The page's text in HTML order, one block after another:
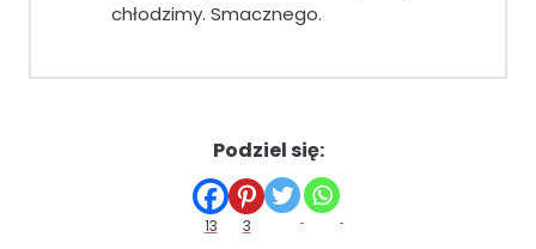
chłodzimy. Smacznego.
Podziel się:
13 3